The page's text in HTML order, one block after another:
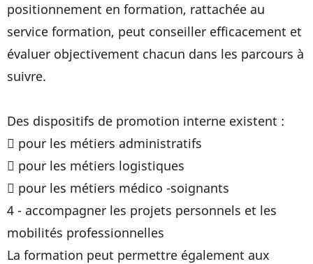
positionnement en formation, rattachée au
service formation, peut conseiller efficacement et
évaluer objectivement chacun dans les parcours à
suivre.
Des dispositifs de promotion interne existent :
 pour les métiers administratifs
 pour les métiers logistiques
 pour les métiers médico -soignants
4 - accompagner les projets personnels et les
mobilités professionnelles
La formation peut permettre également aux